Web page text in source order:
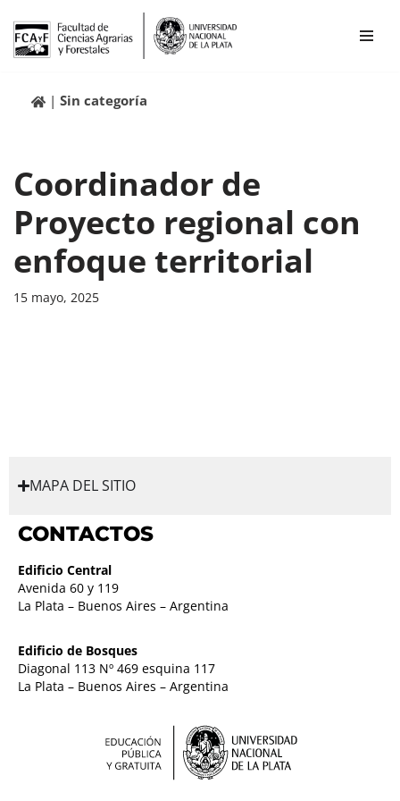
Ir
contenidoSin categoría
Coordinador de
Proyecto regional con
enfoque territorial
15 mayo, 2025
MAPA DEL SITIO
CONTACTOS
Edificio Central
Avenida 60 y 119
La Plata – Buenos Aires – Argentina
Edificio de Bosques
Diagonal 113 Nº 469 esquina 117
La Plata – Buenos Aires – Argentina